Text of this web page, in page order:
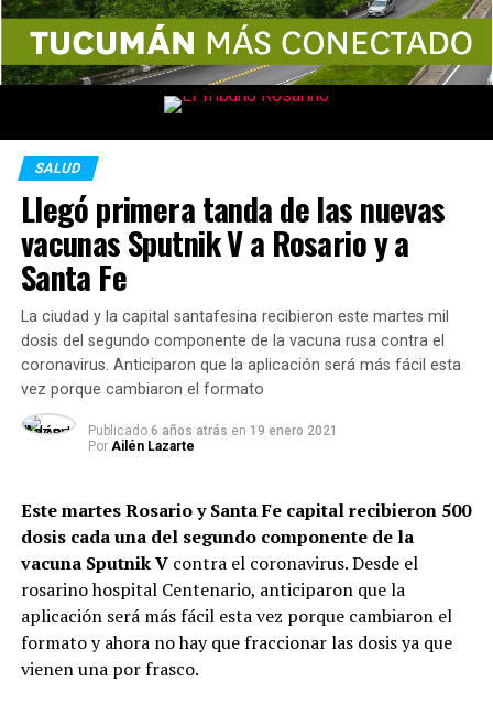
SALUD
Llegó primera tanda de las nuevas
vacunas Sputnik V a Rosario y a
Santa Fe
La ciudad y la capital santafesina recibieron este martes mil
dosis del segundo componente de la vacuna rusa contra el
coronavirus. Anticiparon que la aplicación será más fácil esta
vez porque cambiaron el formato
Publicado 6 años atrás en 19 enero 2021
Por Ailén Lazarte
Este martes Rosario y Santa Fe capital recibieron 500
dosis cada una del segundo componente de la
vacuna Sputnik Vcontra el coronavirus. Desde el
rosarino hospital Centenario, anticiparon que la
aplicación será más fácil esta vez porque cambiaron el
formato y ahora no hay que fraccionar las dosis ya que
vienen una por frasco.